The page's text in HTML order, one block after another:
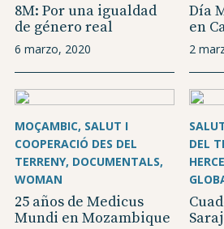
8M: Por una igualdad
de género real
6 marzo, 2020
Día
en
2
MOÇAMBIC SALUT I
COOPERACIÓ DES DEL
TERRENY DOCUMENTALS
WOMAN
25 años de Medicus
Mundi en Mozambique
DEL